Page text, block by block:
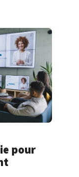
pour